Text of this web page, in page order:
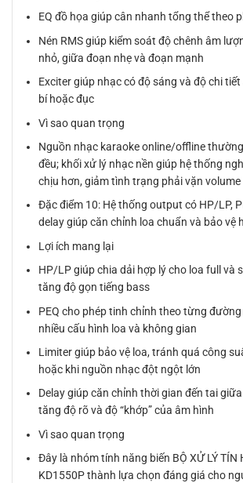
EQ đồ họa giúp cân nhanh tổng thể theo
Nén RMS giúp kiểm soát độ chênh âm
nhỏ, giữa đoạn nhẹ và đoạn mạnh
Exciter giúp nhạc có độ sáng và độ chi
bí hoặc đục
Vì sao quan trọng
Nguồn nhạc karaoke online/offline
đều; khối xử lý nhạc nền giúp hệ thống
chịu hơn, giảm tình trạng phải vặn volume
Đặc điểm 10: Hệ thống output có HP/LP,
delay giúp căn chỉnh loa chuẩn và bảo vệ
Lợi ích mang lại
HP/LP giúp chia dải hợp lý cho loa full và
tăng độ gọn tiếng bass
PEQ cho phép tinh chỉnh theo từng
nhiều cấu hình loa và không gian
Limiter giúp bảo vệ loa, tránh quá công
hoặc khi nguồn nhạc đột ngột lớn
Delay giúp căn chỉnh thời gian đến tai
tăng độ rõ và độ “khớp” của âm hình
Vì sao quan trọng
Đây là nhóm tính năng biến BỘ XỬ LÝ TÍN
KD1550P thành lựa chọn đáng giá cho